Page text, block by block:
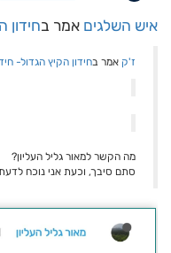
איש השלגים אמר בחידון
ז'ק אמר בחידון הקיץ הגדול-
מה הקשר למאור גליל העליון?
סתם סיבך, וכעת אני נוכח